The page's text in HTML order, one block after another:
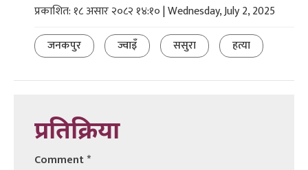
प्रकाशित: १८ असार २०८२ १४:१० | Wednesday, July 2, 2025
जनकपुर
ज्वाइँ ससुरा हत्या
प्रतिक्रिया
Comment*